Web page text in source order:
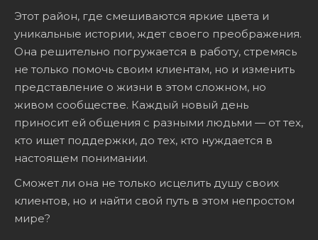
Этот район, где смешиваются яркие цвета и
уникальные истории, ждет своего преображения.
Она решительно погружается в работу, стремясь
не только помочь своим клиентам, но и изменить
представление о жизни в этом сложном, но
живом сообществе. Каждый новый день
приносит ей общения с разными людьми — от тех,
кто ищет поддержки, до тех, кто нуждается в
настоящем понимании.
Сможет ли она не только исцелить душу своих
клиентов, но и найти свой путь в этом непростом
мире?